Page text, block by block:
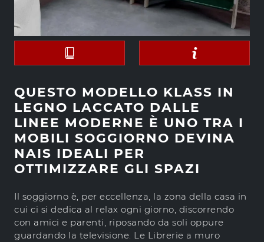
QUESTO MODELLO KLASS IN
LEGNO LACCATO DALLE
LINEE MODERNE È UNO TRA I
MOBILI SOGGIORNO DEVINA
NAIS IDEALI PER
OTTIMIZZARE GLI SPAZI
Il soggiorno è, per eccellenza, la zona della casa in
cui ci si dedica al relax ogni giorno, discorrendo
con amici e parenti, riposando da soli oppure
guardando la televisione. Le Librerie a muro